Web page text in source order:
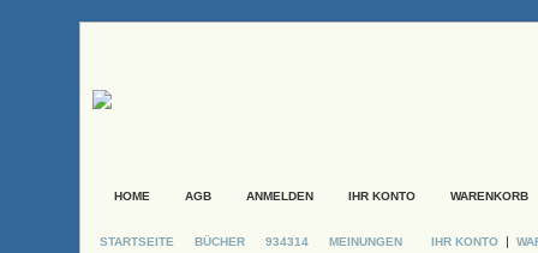
HOME AGB ANMELDEN IHR KONTO WARENKORB
STARTSEITE BÜCHER 934314 MEINUNGEN IHR KONTO|